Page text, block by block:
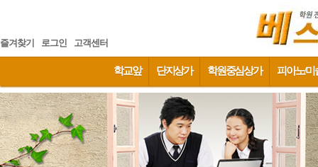
즐겨찾기 로그인 고객센터
학교앞 단지상가 학원중심상가 피아노/미